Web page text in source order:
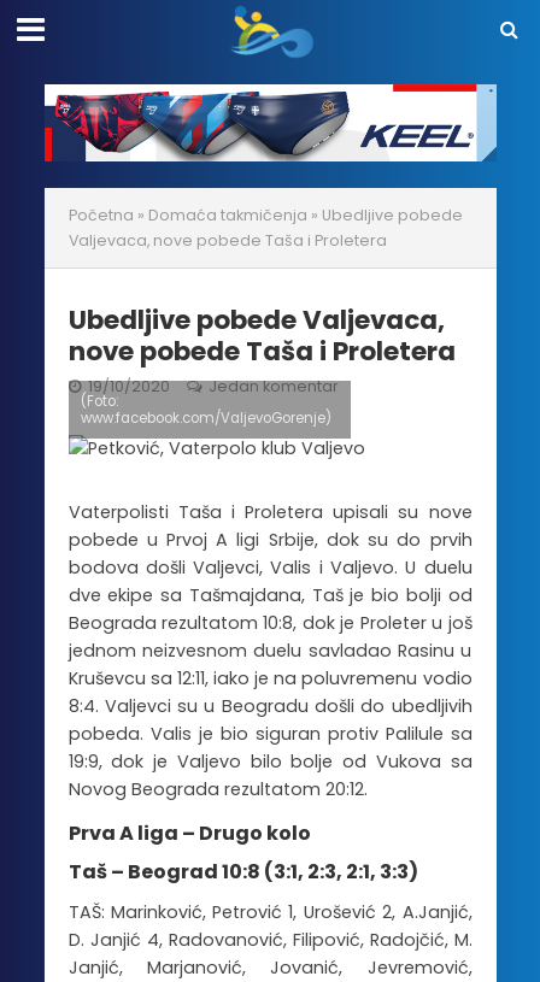
Početna » Domaća takmičenja » Ubedljive pobede
Valjevaca, nove pobede Taša i Proletera
Ubedljive pobede Valjevaca,
nove pobede Taša i Proletera
19/10/2020 Jedan komentar
(Foto:
www.facebook.com/ValjevoGorenje)
Vaterpolisti Taša i Proletera upisali su nove
pobede u Prvoj A ligi Srbije, dok su do prvih
bodova došli Valjevci, Valis i Valjevo. U duelu
dve ekipe sa Tašmajdana, Taš je bio bolji od
Beograda rezultatom 10:8, dok je Proleter u još
jednom neizvesnom duelu savladao Rasinu u
Kruševcu sa 12:11, iako je na poluvremenu vodio
8:4. Valjevci su u Beogradu došli do ubedljivih
pobeda. Valis je bio siguran protiv Palilule sa
19:9, dok je Valjevo bilo bolje od Vukova sa
Novog Beograda rezultatom 20:12.
Prva A liga – Drugo kolo
Taš – Beograd 10:8 (3:1, 2:3, 2:1, 3:3)
TAŠ: Marinković, Petrović 1, Urošević 2, A.Janjić,
D. Janjić 4, Radovanović, Filipović, Radojčić, M.
Janjić, Marjanović, Jovanić, Jevremović,